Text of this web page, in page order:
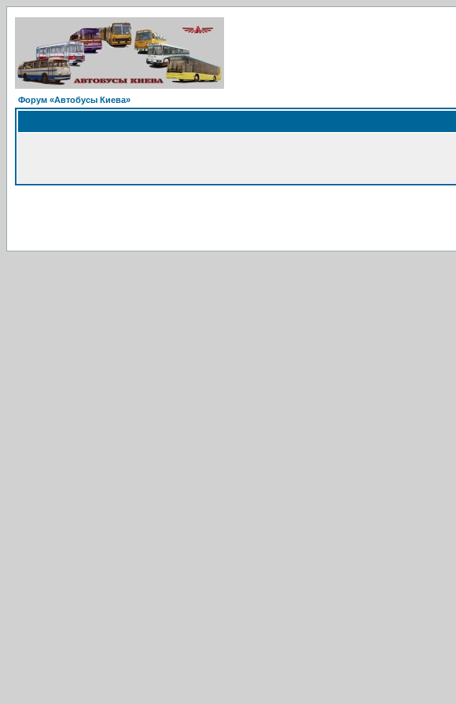
Форум «Автобусы Киева»